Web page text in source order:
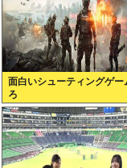
面白いシューティングゲー
ろ